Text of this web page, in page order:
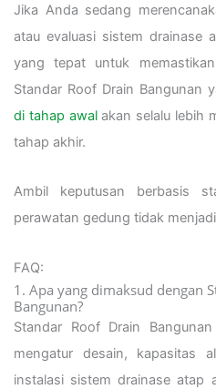
Jika Anda sedang
atau evaluasi sistem drainase
yang tepat untuk
Standar Roof Drain Bangunan
di tahap awalakan selalu lebih
tahap akhir.
Ambil keputusan berbasis
perawatan gedung tidak
FAQ:
1. Apa yang dimaksud dengan
Bangunan?
Standar Roof Drain
mengatur desain, kapasitas
instalasi sistem drainase atap